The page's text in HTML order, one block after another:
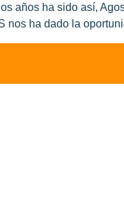
años ha sido así,
nos ha dado la